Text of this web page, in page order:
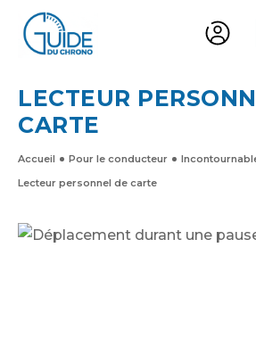
LECTEUR
CARTE
Accueil Pour le conducteur
Lecteur personnel de carte